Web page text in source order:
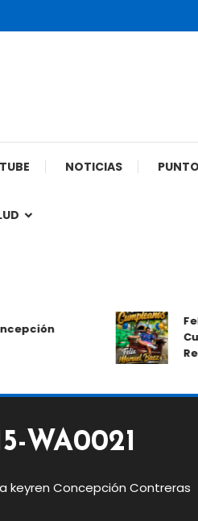
NOTICIAS
Felix
WA0021
keyren Concepción Contreras